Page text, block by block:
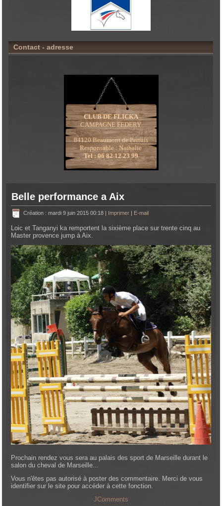
Contact - adresse
CLUB DE FLICKA
CAMPAGNE FEDERY
84120 Beaumont de Pertuis
Responsable : Nathalie
Tel : 06 82 12 23 99
Belle performance a Aix
Création : mardi 9 juin 2015 00:18 | Imprimer | E-mail
Loic et Tanganyi ka remportent la sixième place sur trente cinq au
Master provence jump à Aix.
Prochain rendez vous sera au palais des sport de Marseille durant le
salon du cheval de Marseille...
Vous n'êtes pas autorisé à poster des commentaire. Merci de vous
identifier sur le site pour accéder à cette fonction.
JComments